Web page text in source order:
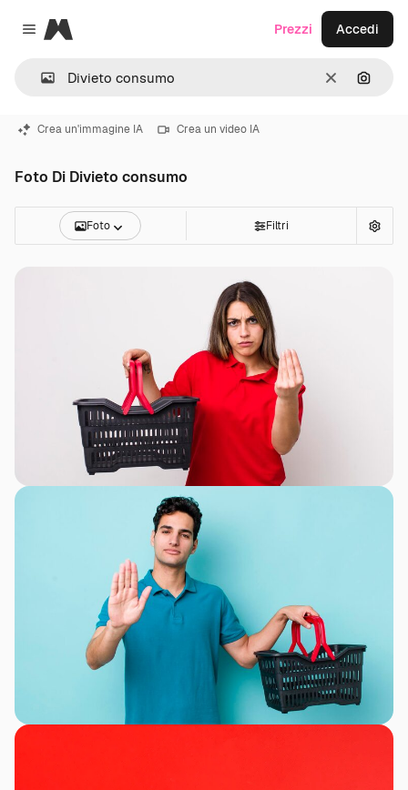
Close menu
Magnific
CancellaCerca
Prezzi Accedi
Crea un'immagine IA Crea un video IA
Foto Di Divieto consumo
Foto Filtri